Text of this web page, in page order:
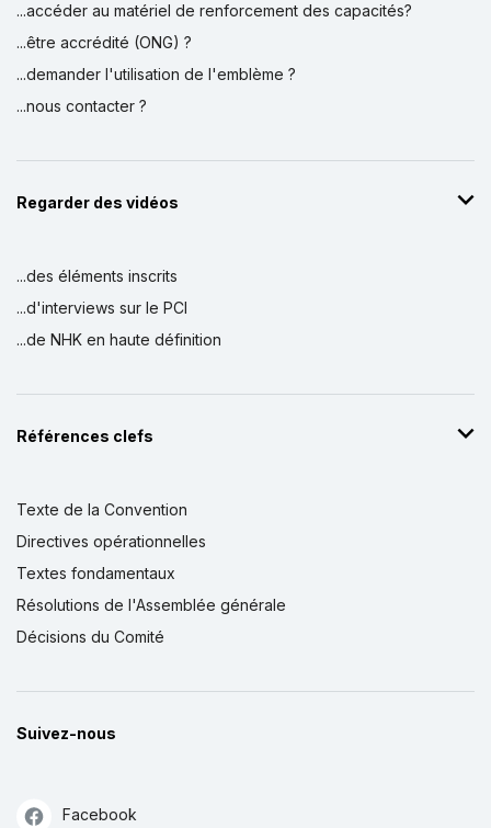
...accéder au matériel de renforcement des capacités?
...être accrédité (ONG) ?
...demander l'utilisation de l'emblème ?
...nous contacter ?
Regarder des vidéos
...des éléments inscrits
...d'interviews sur le PCI
...de NHK en haute définition
Références clefs
Texte de la Convention
Directives opérationnelles
Textes fondamentaux
Résolutions de l'Assemblée générale
Décisions du Comité
Suivez-nous
Facebook